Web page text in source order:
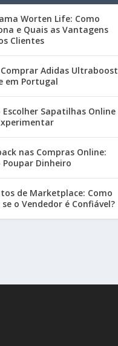
Worten Life: Como
e Quais as Vantagens
Clientes
Comprar Adidas Ultraboost
em Portugal
Escolher Sapatilhas Online
nas Compras Online:
Poupar Dinheiro
de Marketplace: Como
se o Vendedor é Confiável?